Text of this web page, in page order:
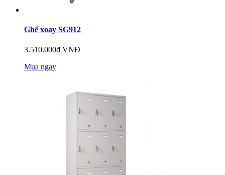
Ghế xoay SG912
3.510.000₫ VNĐ
Mua ngay